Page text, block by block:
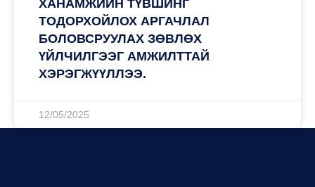
ХАНАМЖИЙН ТҮВШИНГ
ТОДОРХОЙЛОХ АРГАЧЛАЛ
БОЛОВСРУУЛАХ ЗӨВЛӨХ
ҮЙЛЧИЛГЭЭГ АМЖИЛТТАЙ
ХЭРЭГЖҮҮЛЛЭЭ.
12/05/2025